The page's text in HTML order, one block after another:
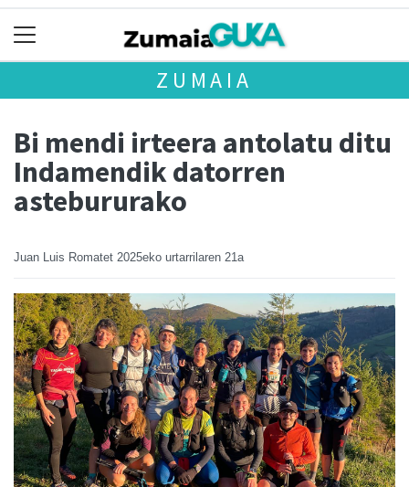
ZUMAIA
Bi mendi irteera antolatu ditu
Indamendik datorren
astebururako
Juan Luis Romatet 2025eko urtarrilaren 21a